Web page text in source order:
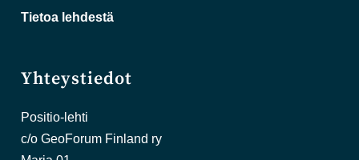
Tietoa lehdestä
Yhteystiedot
Positio-lehti
c/o GeoForum Finland ry